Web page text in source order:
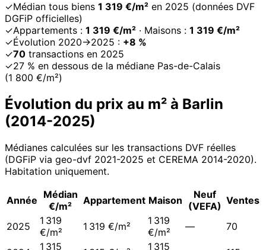
✓Médian tous biens 1 319 €/m² en 2025 (données DVF
DGFiP officielles)
✓Appartements : 1 319 €/m² · Maisons : 1 319 €/m²
✓Évolution 2020→2025 : +8 %
✓70 transactions en 2025
✓27 % en dessous de la médiane Pas-de-Calais
(1 800 €/m²)
Évolution du prix au m² à Barlin
(2014-2025)
Médianes calculées sur les transactions DVF réelles
(DGFiP via geo-dvf 2021-2025 et CEREMA 2014-2020).
Habitation uniquement.
Année Médian
€/m²
Appartement Maison
Neuf
(VEFA) Ventes
2025
1 319
€/m²
1 319 €/m²
1 319
€/m²
— 70
1 315
1 315